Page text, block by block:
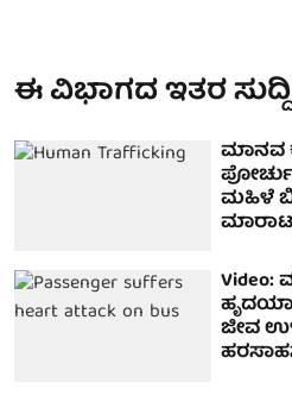
ಈ ವಿಭಾಗದ ಇತರ ಸುದ್ದಿ
ಮಾನವ
ಮಹಿಳೆ
ಜೀವ